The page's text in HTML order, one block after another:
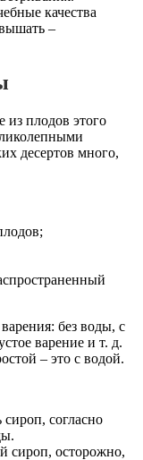
качества
–
из плодов этого
десертов много,
без воды, с
варение и т. д.
– это с водой.
согласно
сироп, осторожно,